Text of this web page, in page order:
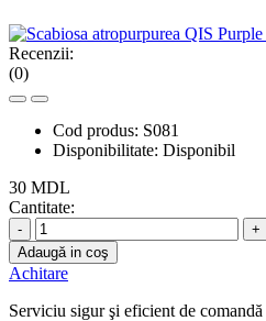
Recenzii:
(0)
Cod produs: S081
Disponibilitate: Disponibil
30 MDL
Cantitate:
-
+
Adaugă in coş
Achitare
Serviciu sigur şi eficient de